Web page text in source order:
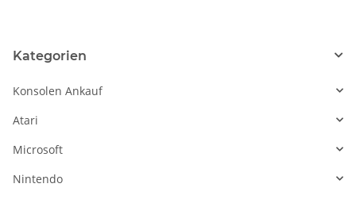
Kategorien
Konsolen Ankauf
Atari
Microsoft
Nintendo